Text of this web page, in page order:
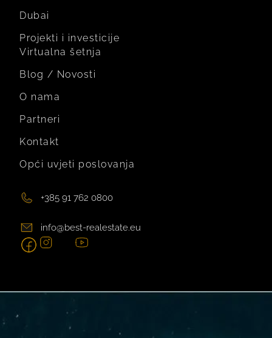
Dubai
Projekti i investicije
Virtualna šetnja
Blog / Novosti
O nama
Partneri
Kontakt
Opći uvjeti poslovanja
+385 91 762 0800
info@best-realestate.eu